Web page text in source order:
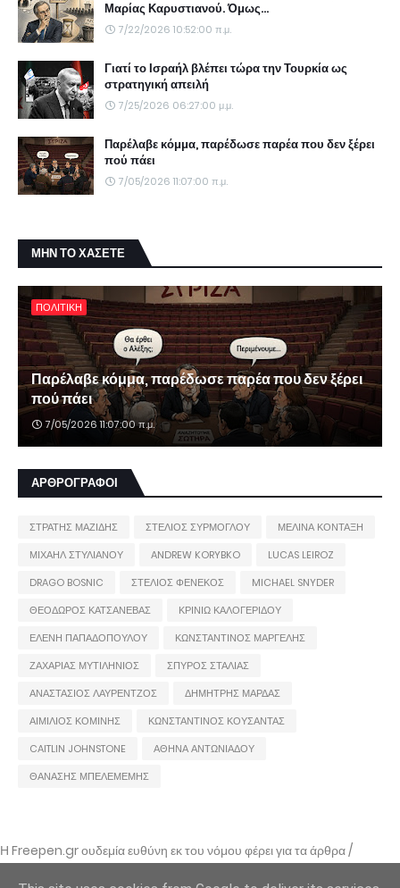
Μαρίας Καρυστιανού. Όμως...
7/22/2026 10:52:00 π.μ.
Γιατί το Ισραήλ βλέπει τώρα την Τουρκία ως
στρατηγική απειλή
7/25/2026 06:27:00 μ.μ.
Παρέλαβε κόμμα, παρέδωσε παρέα που δεν ξέρει
πού πάει
7/05/2026 11:07:00 π.μ.
ΜΗΝ ΤΟ ΧΑΣΕΤΕ
ΠΟΛΙΤΙΚΗ
Παρέλαβε κόμμα, παρέδωσε παρέα που δεν ξέρει
πού πάει
7/05/2026 11:07:00 π.μ.
ΑΡΘΡΟΓΡΑΦΟΙ
ΣΤΡΑΤΗΣ ΜΑΖΙΔΗΣ ΣΤΕΛΙΟΣ ΣΥΡΜΟΓΛΟΥ
ΜΕΛΙΝΑ ΚΟΝΤΑΞΗ
ΜΙΧΑΗΛ ΣΤΥΛΙΑΝΟΥ
ANDREW KORYBKO
LUCAS LEIROZ
DRAGO BOSNIC
ΣΤΕΛΙΟΣ ΦΕΝΕΚΟΣ
MICHAEL SNYDER
ΘΕΟΔΩΡΟΣ ΚΑΤΣΑΝΕΒΑΣ
ΚΡΙΝΙΩ ΚΑΛΟΓΕΡΙΔΟΥ
ΕΛΕΝΗ ΠΑΠΑΔΟΠΟΥΛΟΥ
ΚΩΝΣΤΑΝΤΙΝΟΣ ΜΑΡΓΕΛΗΣ
ΖΑΧΑΡΙΑΣ ΜΥΤΙΛΗΝΙΟΣ
ΣΠΥΡΟΣ ΣΤΑΛΙΑΣ
ΑΝΑΣΤΑΣΙΟΣ ΛΑΥΡΕΝΤΖΟΣ
ΔΗΜΗΤΡΗΣ ΜΑΡΔΑΣ
ΑΙΜΙΛΙΟΣ ΚΟΜΙΝΗΣ
ΚΩΝΣΤΑΝΤΙΝΟΣ ΚΟΥΣΑΝΤΑΣ
CAITLIN JOHNSTONE
ΑΘΗΝΑ ΑΝΤΩΝΙΑΔΟΥ
ΘΑΝΑΣΗΣ ΜΠΕΛΕΜΕΜΗΣ
Η Freepen.gr ουδεμία ευθύνη εκ του νόμου φέρει για τα άρθρα /
αναρτήσεις που δημοσιεύονται και απηχούν τις απόψεις των συντακτών